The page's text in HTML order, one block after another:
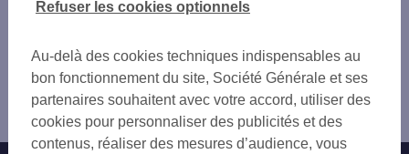
AIX EN PROVENCE MIRABEAU
AIX LA PIOLINE
AIX EN PROV LUYNES
AIX PROV LES MILLES
PERTUIS
PERTUIS SAINT MARTIN
BOUC-BEL-AIR
ROGNAC
VITROLLES
LES PENNES-MIRABEAU
MARIGNANE
Aix en Provence
Agence AIX EN PROV PUYRICARD
Au-delà des cookies techniques indispensables au
bon fonctionnement du site, Société Générale et ses
partenaires souhaitent avec votre accord, utiliser des
cookies pour personnaliser des publicités et des
contenus, réaliser des mesures d’audience, vous
Refuser les cookies optionnels